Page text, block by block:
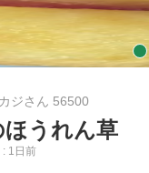
ジさん 56500
うれん草
: 1日前